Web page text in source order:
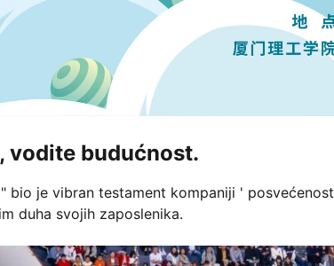
vodite budućnost.
bio je vibran testament kompaniji ' posvećenost
duha svojih zaposlenika.